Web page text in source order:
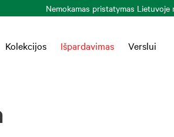
Kolekcijos Išpardavimas Verslui